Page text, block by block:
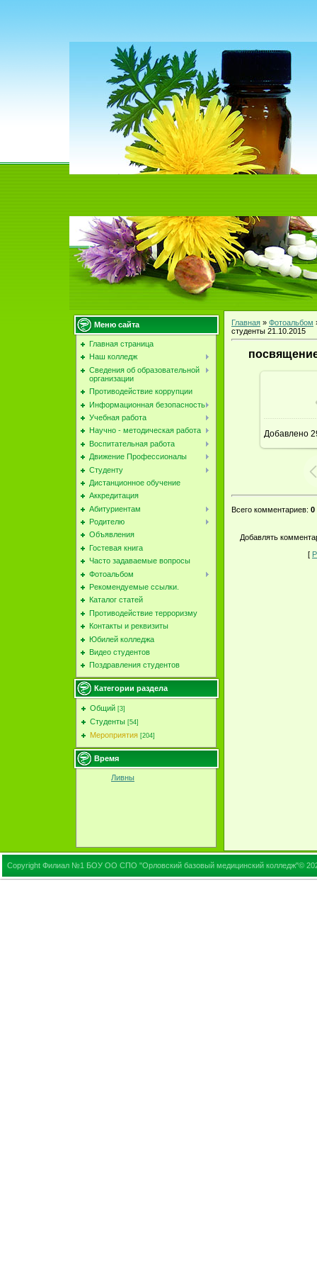
Меню сайта
Главная страница
Наш колледж
Сведения об образовательной
организации
Противодействие коррупции
Информационная безопасность
Учебная работа
Научно - методическая работа
Воспитательная работа
Движение Профессионалы
Студенту
Дистанционное обучение
Аккредитация
Абитуриентам
Родителю
Объявления
Гостевая книга
Часто задаваемые вопросы
Фотоальбом
Рекомендуемые ссылки.
Каталог статей
Противодействие терроризму
Контакты и реквизиты
Юбилей колледжа
Видео студентов
Поздравления студентов
Категории раздела
Общий [3]
Студенты [54]
Мероприятия [204]
Время
Ливны
Главная » Фотоальбом
студенты 21.10.2015
В
Добавлено
Всего комментариев: 0
Добавлять
[
Copyright Филиал №1 БОУ ОО СПО "Орловский базовый медицинский колледж"©